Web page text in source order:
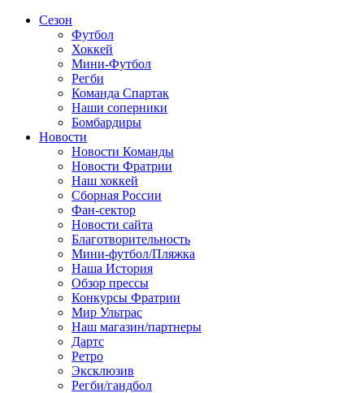
Сезон
Футбол
Хоккей
Мини-Футбол
Регби
Команда Спартак
Наши соперники
Бомбардиры
Новости
Новости Команды
Новости Фратрии
Наш хоккей
Сборная России
Фан-cектор
Новости сайта
Благотворительность
Мини-футбол/Пляжка
Наша История
Обзор прессы
Конкурсы Фратрии
Мир Ультрас
Наш магазин/партнеры
Дартс
Ретро
Эксклюзив
Регби/гандбол